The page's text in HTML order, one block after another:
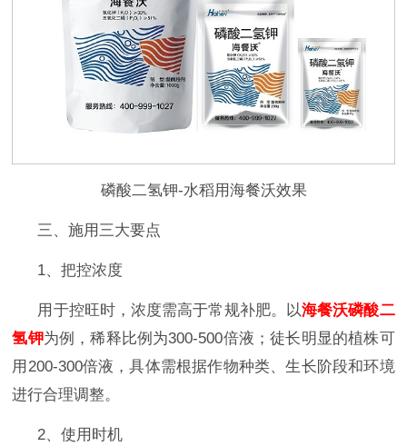
磷酸二氢钾-水稻用海餐沃效果
三、施用三大要点
1、把控浓度
用于控旺时，浓度需高于常规补肥。以海餐沃磷酸二
氢钾为例，稀释比例为300-500倍液；徒长明显的植株可
用200-300倍液，具体需根据作物种类、生长阶段和环境
进行合理调整。
2、使用时机